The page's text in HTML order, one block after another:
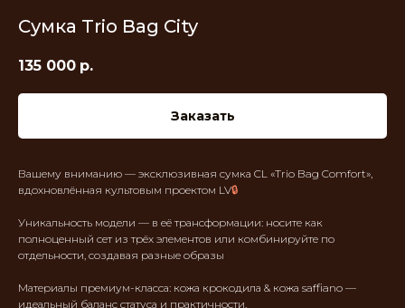
Сумка Trio Bag City
135 000 р.
Заказать
Вашему вниманию — эксклюзивная сумка CL «Trio Bag Comfort»,
вдохновлённая культовым проектом LV🔒
Уникальность модели — в её трансформации: носите как
полноценный сет из трёх элементов или комбинируйте по
отдельности, создавая разные образы
Материалы премиум-класса: кожа крокодила & кожа saffiano —
идеальный баланс статуса и практичности.